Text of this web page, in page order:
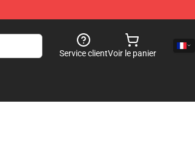
Service clientVoir le panier